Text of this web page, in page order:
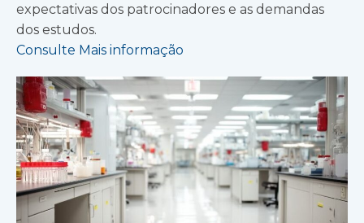
expectativas dos patrocinadores e as demandas
dos estudos.
Consulte Mais informação